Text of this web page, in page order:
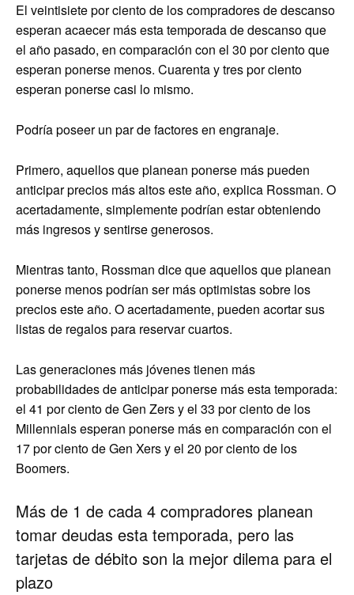
El veintisiete por ciento de los compradores de descanso
esperan acaecer más esta temporada de descanso que
el año pasado, en comparación con el 30 por ciento que
esperan ponerse menos. Cuarenta y tres por ciento
esperan ponerse casi lo mismo.
Podría poseer un par de factores en engranaje.
Primero, aquellos que planean ponerse más pueden
anticipar precios más altos este año, explica Rossman. O
acertadamente, simplemente podrían estar obteniendo
más ingresos y sentirse generosos.
Mientras tanto, Rossman dice que aquellos que planean
ponerse menos podrían ser más optimistas sobre los
precios este año. O acertadamente, pueden acortar sus
listas de regalos para reservar cuartos.
Las generaciones más jóvenes tienen más
probabilidades de anticipar ponerse más esta temporada:
el 41 por ciento de Gen Zers y el 33 por ciento de los
Millennials esperan ponerse más en comparación con el
17 por ciento de Gen Xers y el 20 por ciento de los
Boomers.
Más de 1 de cada 4 compradores planean
tomar deudas esta temporada, pero las
tarjetas de débito son la mejor dilema para el
plazo